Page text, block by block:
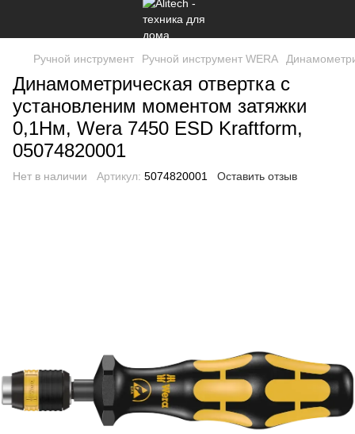
Ручной инструмент Ручной инструмент WERA
Динамометрическая отвертка с
установленим моментом затяжки
0,1Нм, Wera 7450 ESD Kraftform,
05074820001
Нет в наличии Артикул: 5074820001 Оставить отзыв